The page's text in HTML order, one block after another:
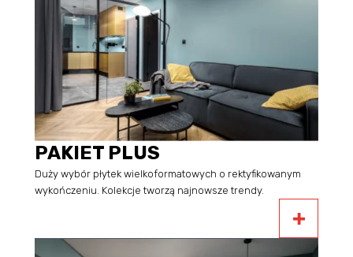
PAKIET PLUS
Duży wybór płytek wielkoformatowych o rektyfikowanym
wykończeniu. Kolekcje tworzą najnowsze trendy.